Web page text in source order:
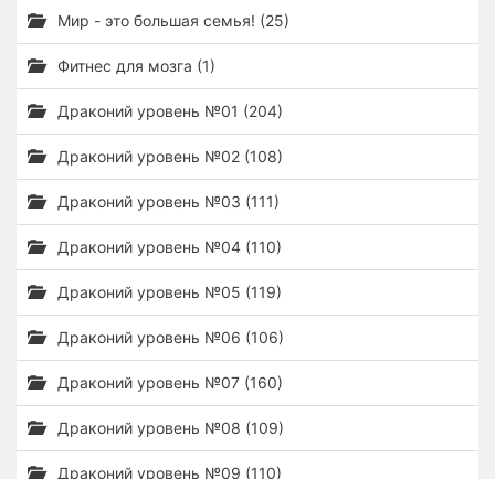
Мир - это большая семья! (25)
Фитнес для мозга (1)
Драконий уровень №01 (204)
Драконий уровень №02 (108)
Драконий уровень №03 (111)
Драконий уровень №04 (110)
Драконий уровень №05 (119)
Драконий уровень №06 (106)
Драконий уровень №07 (160)
Драконий уровень №08 (109)
Драконий уровень №09 (110)